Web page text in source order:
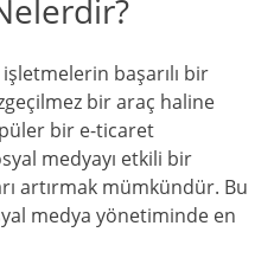
başarılı bir
bir araç haline
bir e-ticaret
medyayı etkili bir
artırmak mümkündür. Bu
medya yönetiminde en